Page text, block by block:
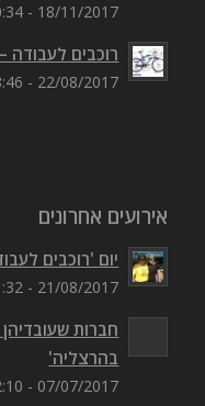
18/11/2017 - 10:34
רוכבים לעבודה
22/08/2017 - 08:46
אירועים אחרונים
יום 'רוכבים
21/08/2017 - 21:32
חברות
בהרצליה'
07/07/2017 - 22:10